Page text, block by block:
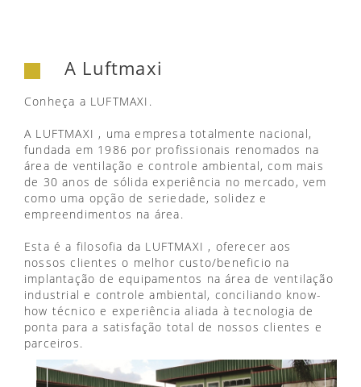
A Luftmaxi
Conheça a LUFTMAXI.
A LUFTMAXI , uma empresa totalmente nacional,
fundada em 1986 por profissionais renomados na
área de ventilação e controle ambiental, com mais
de 30 anos de sólida experiência no mercado, vem
como uma opção de seriedade, solidez e
empreendimentos na área.
Esta é a filosofia da LUFTMAXI , oferecer aos
nossos clientes o melhor custo/beneficio na
implantação de equipamentos na área de ventilação
industrial e controle ambiental, conciliando know-
how técnico e experiência aliada à tecnologia de
ponta para a satisfação total de nossos clientes e
parceiros.